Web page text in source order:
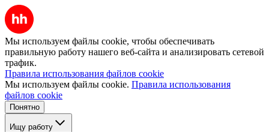
Мы используем файлы cookie, чтобы обеспечивать
правильную работу нашего веб-сайта и анализировать сетевой
трафик.
Правила использования файлов cookie
Мы используем файлы cookie. Правила использования
файлов cookie
Понятно
Ищу работу